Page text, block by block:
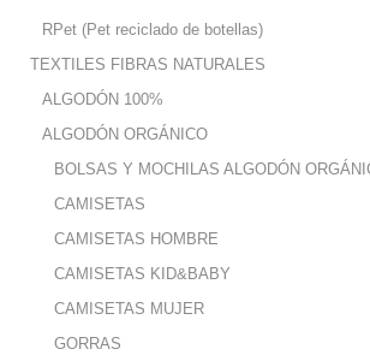
RPet (Pet reciclado de botellas)
TEXTILES FIBRAS NATURALES
ALGODÓN 100%
ALGODÓN ORGÁNICO
BOLSAS Y MOCHILAS ALGODÓN
CAMISETAS
CAMISETAS HOMBRE
CAMISETAS KID&BABY
CAMISETAS MUJER
GORRAS